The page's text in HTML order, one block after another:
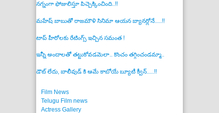
నగ్నంగా ఫోజులిస్తూ పిచ్చెక్కించింది..!!
మహేష్ బాబుతో రాజమౌళి సినిమా ఆయన బ్యానర్లోనే.....!!
టాప్ హీరోలకు రేటింగ్స్ ఇచ్చిన సమంత !
ఇన్నీ అందాలతో తట్టుకోవడమెలా.. కొంచం తగ్గించండమ్మా..
డౌట్ లేదు, బాలీవుడ్ కి ఆమే కాబోయే బ్యూటీ క్వీన్.....!!
Film News
Telugu Film news
Actress Gallery